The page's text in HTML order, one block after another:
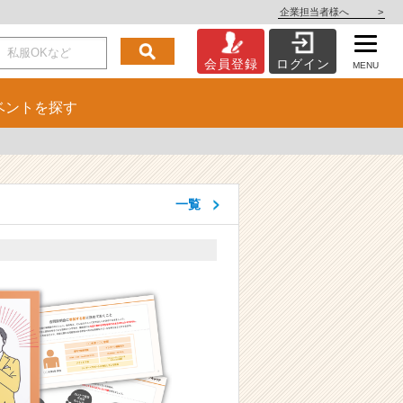
企業担当者様へ >
会員登録 ログイン MENU
ント を探す
一覧